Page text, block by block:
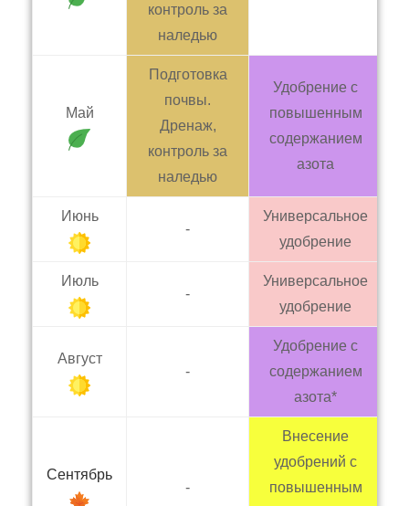
контроль за
наледью
Май
Подготовка
почвы.
Дренаж,
контроль за
наледью
Удобрение с
повышенным
содержанием
азота
Июнь
-
Универсальное
удобрение
Июль
-
Универсальное
удобрение
Август
-
Удобрение с
содержанием
азота*
Сентябрь
-
Внесение
удобрений с
повышенным